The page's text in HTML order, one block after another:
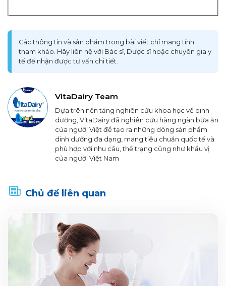
Các thông tin và sản phẩm trong bài viết chỉ mang tính
tham khảo. Hãy liên hệ với Bác sĩ, Dược sĩ hoặc chuyên gia y
tế để nhận được tư vấn chi tiết.
VitaDairy Team
Dựa trên nền tảng nghiên cứu khoa học về dinh
dưỡng, VitaDairy đã nghiên cứu hàng ngàn bữa ăn
của người Việt để tạo ra những dòng sản phẩm
dinh dưỡng đa dạng, mang tiêu chuẩn quốc tế và
phù hợp với nhu cầu, thể trạng cũng như khẩu vị
của người Việt Nam
Chủ đề liên quan